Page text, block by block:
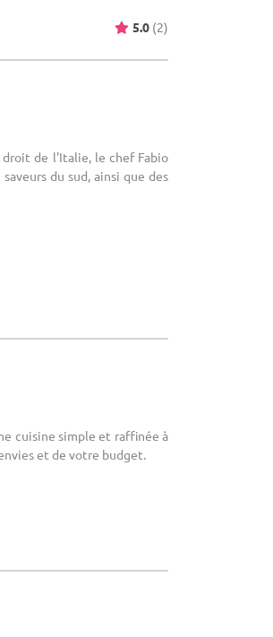
5.0 (2)
de l'Italie, le chef Fabio
du sud, ainsi que des
cuisine simple et raffinée à
et de votre budget.